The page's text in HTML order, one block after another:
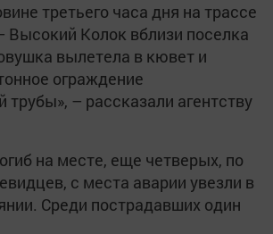
третьего часа дня на трассе
Высокий Колок вблизи поселка
вылетела в кювет и
ограждение
трубы», – рассказали агентству
на месте, еще четверых, по
с места аварии увезли в
Среди пострадавших один